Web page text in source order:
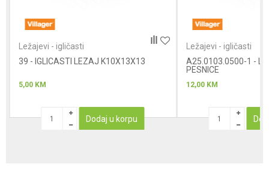
POŠALJI
Ležajevi - igličasti
39 - IGLICASTI LEZAJ K10X13X13
5,00 KM
Dodaj u korpu
Ležajevi - igličasti
A25.0103.0500-1 -
PESNICE
12,00 KM